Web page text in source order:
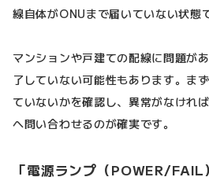
線自体がONUまで届いていない状態
マンションや戸建ての配線に問題が
了していない可能性もあります。ま
ていないかを確認し、異常がなけれ
へ問い合わせるのが確実です。
「電源ランプ（POWER/